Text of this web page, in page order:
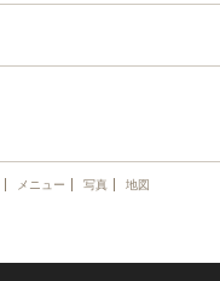
メニュー 写真 地図